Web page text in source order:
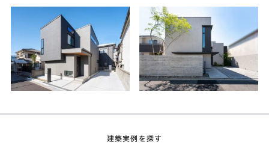
建築実例を探す